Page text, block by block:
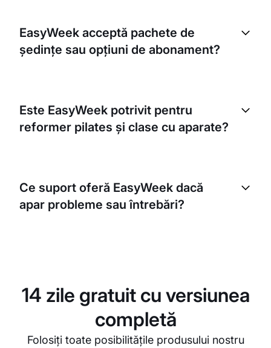
dumneavoastră. Fiecare instructor poate avea
propriul profil și propriul program.
EasyWeek acceptă pachete de
ședințe sau opțiuni de abonament?
multe ședințe dintr-o dată sau se pot abona pentru
o anumită perioadă.
Este EasyWeek potrivit pentru
reformer pilates și clase cu aparate?
reformer individuale ca resurse și le puteți gestiona
disponibilitatea pentru rezervări.
Ce suport oferă EasyWeek dacă
apar probleme sau întrebări?
14 zile gratuit cu versiunea
completă
Folosiți toate posibilitățile produsului nostru